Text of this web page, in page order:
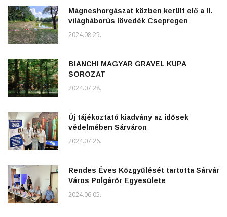
Mágneshorgászat közben került elő a II.
világháborús lövedék Csepregen
2024.08.25.
BIANCHI MAGYAR GRAVEL KUPA
SOROZAT
2024.07.28.
Új tájékoztató kiadvány az idősek
védelmében Sárváron
2024.07.26.
Rendes Éves Közgyűlését tartotta Sárvár
Város Polgárőr Egyesülete
2024.06.05.